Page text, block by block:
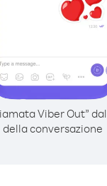
Viber Out”
della conversazione